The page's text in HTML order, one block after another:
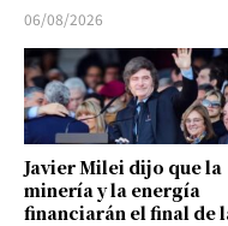
06/08/2026
Javier Milei dijo que la
minería y la energía
financiarán el final de